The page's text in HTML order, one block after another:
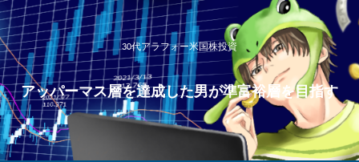
30代アラフォー米国株投資
アッパーマス層を達成した男が準富裕層を目指す